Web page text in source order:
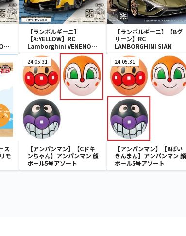
【ランボルギーニ】
【A:YELLOW】RC
Lamborghini VENENO
(0046)
【ランボルギーニ】【Bグ
リーン】RC
LAMBORGHINI SIAN
ス
モ
24.05.31
【アンパンマン】【Cドキ
ンちゃん】アンパンマン 顔
ボール5号アソート
24.05.31
【アンパンマン】【Bばい
きんまん】アンパンマン 顔
ボール5号アソート